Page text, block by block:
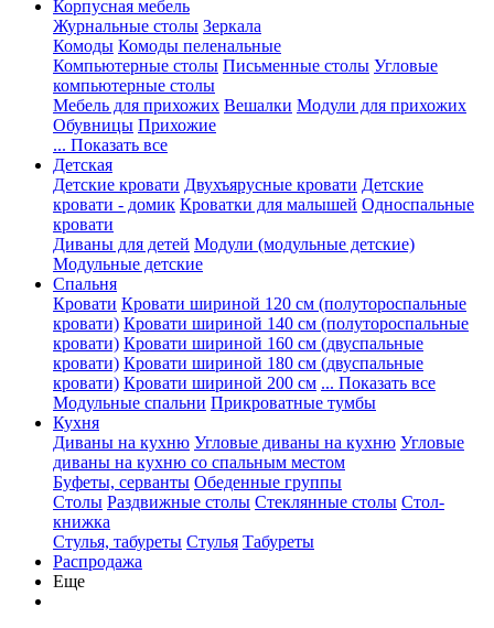
Корпусная мебель
Журнальные столы Зеркала
Комоды Комоды пеленальные
Компьютерные столы Письменные столы Угловые
компьютерные столы
Мебель для прихожих Вешалки Модули для прихожих
Обувницы Прихожие
... Показать все
Детская
Детские кровати Двухъярусные кровати Детские
кровати - домик Кроватки для малышей Односпальные
кровати
Диваны для детей Модули (модульные детские)
Модульные детские
Спальня
Кровати Кровати шириной 120 см (полутороспальные
кровати) Кровати шириной 140 см (полутороспальные
кровати) Кровати шириной 160 см (двуспальные
кровати) Кровати шириной 180 см (двуспальные
кровати) Кровати шириной 200 см ... Показать все
Модульные спальни Прикроватные тумбы
Кухня
Диваны на кухню Угловые диваны на кухню Угловые
диваны на кухню со спальным местом
Буфеты, серванты Обеденные группы
Столы Раздвижные столы Стеклянные столы Стол-
книжка
Стулья, табуреты Стулья Табуреты
Распродажа
Еще